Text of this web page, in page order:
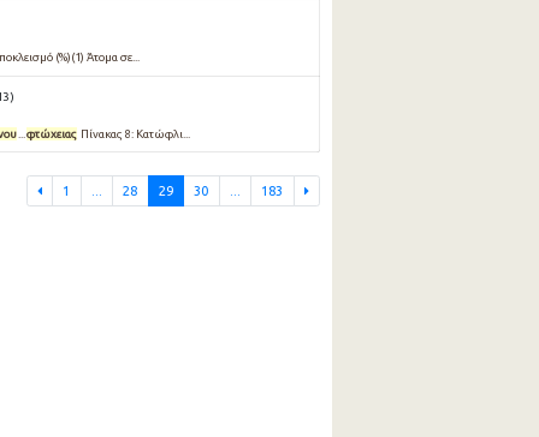
(%)(1) Άτομα σε...
)
φτώχειας Πίνακας 8: Κατώφλι...
1 28 29 30 183